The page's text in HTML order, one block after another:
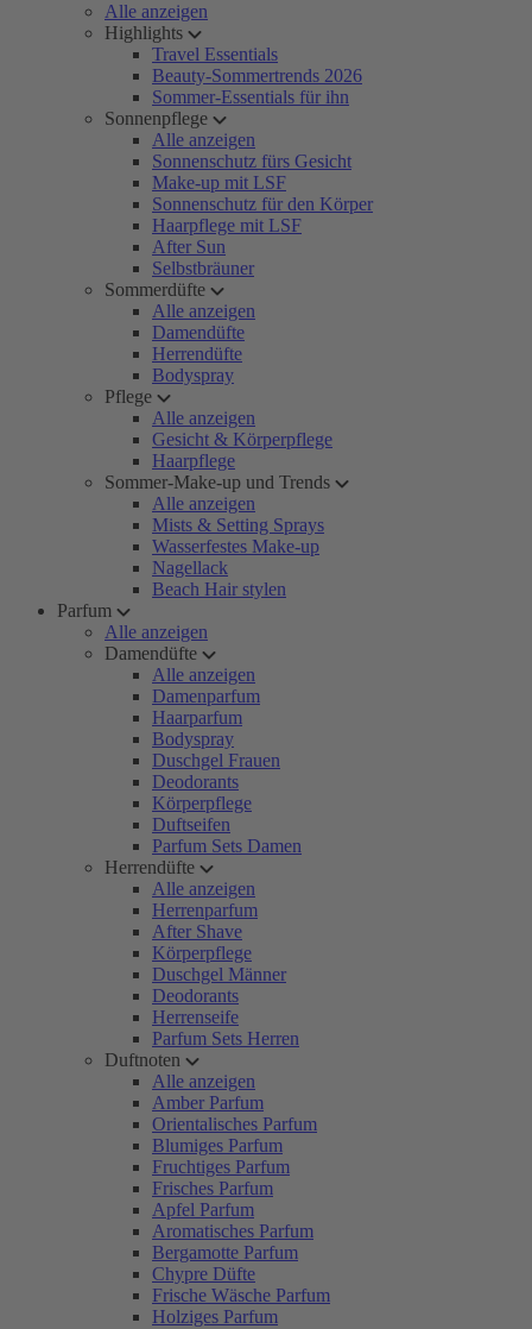
Alle anzeigen
Highlights
Travel Essentials
Beauty-Sommertrends 2026
Sommer-Essentials für ihn
Sonnenpflege
Alle anzeigen
Sonnenschutz fürs Gesicht
Make-up mit LSF
Sonnenschutz für den Körper
Haarpflege mit LSF
After Sun
Selbstbräuner
Sommerdüfte
Alle anzeigen
Damendüfte
Herrendüfte
Bodyspray
Pflege
Alle anzeigen
Gesicht & Körperpflege
Haarpflege
Sommer-Make-up und Trends
Alle anzeigen
Mists & Setting Sprays
Wasserfestes Make-up
Nagellack
Beach Hair stylen
Parfum
Alle anzeigen
Damendüfte
Alle anzeigen
Damenparfum
Haarparfum
Bodyspray
Duschgel Frauen
Deodorants
Körperpflege
Duftseifen
Parfum Sets Damen
Herrendüfte
Alle anzeigen
Herrenparfum
After Shave
Körperpflege
Duschgel Männer
Deodorants
Herrenseife
Parfum Sets Herren
Duftnoten
Alle anzeigen
Amber Parfum
Orientalisches Parfum
Blumiges Parfum
Fruchtiges Parfum
Frisches Parfum
Apfel Parfum
Aromatisches Parfum
Bergamotte Parfum
Chypre Düfte
Frische Wäsche Parfum
Holziges Parfum